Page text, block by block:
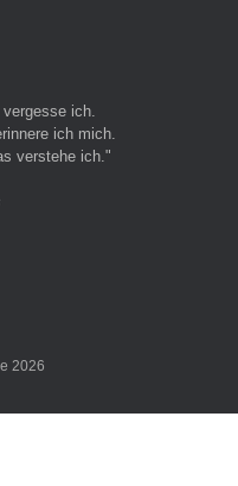
ich.
ich mich.
verstehe ich."
2026